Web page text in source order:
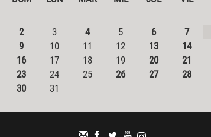
2
3 4 5 6 7
9
10 11 12 13 14
16
17 18 19 20 21
23
24 25 26 27 28
30
31